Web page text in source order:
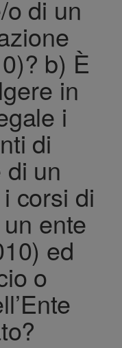
di un
b) È
in
i
di
un
corsi di
ente
ed
o